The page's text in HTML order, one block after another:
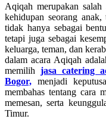
Aqiqah merupakan
kehidupan seorang
tidak hanya sebagai
tetapi juga sebagai
keluarga, teman, dan
dalam acara Aqiqah
memilih jasa catering
Bogor, menjadi
membahas tentang cara
memesan, serta
Timur.